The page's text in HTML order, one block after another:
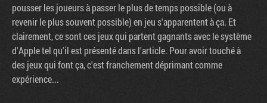
pousser les joueurs à passer le plus de temps possible (ou à
revenir le plus souvent possible) en jeu s'apparentent à ça. Et
clairement, ce sont ces jeux qui partent gagnants avec le système
d'Apple tel qu'il est présenté dans l'article. Pour avoir touché à
des jeux qui font ça, c'est franchement déprimant comme
expérience...